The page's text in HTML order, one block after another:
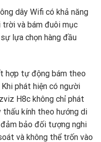
dây Wifi có khả năng
trời và bám đuôi mục
lựa chọn hàng đầu
hợp tự động bám theo
Khi phát hiện có người
H8c không chỉ phát
thấu kính theo hướng di
bảo đối tượng nghi
và không thể trốn vào